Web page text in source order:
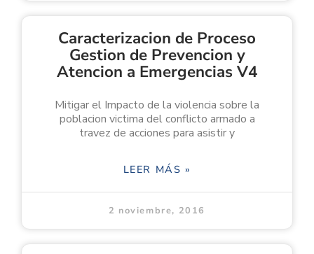
Caracterizacion de Proceso
Gestion de Prevencion y
Atencion a Emergencias V4
Mitigar el Impacto de la violencia sobre la
poblacion victima del conflicto armado a
travez de acciones para asistir y
LEER MÁS »
2 noviembre, 2016